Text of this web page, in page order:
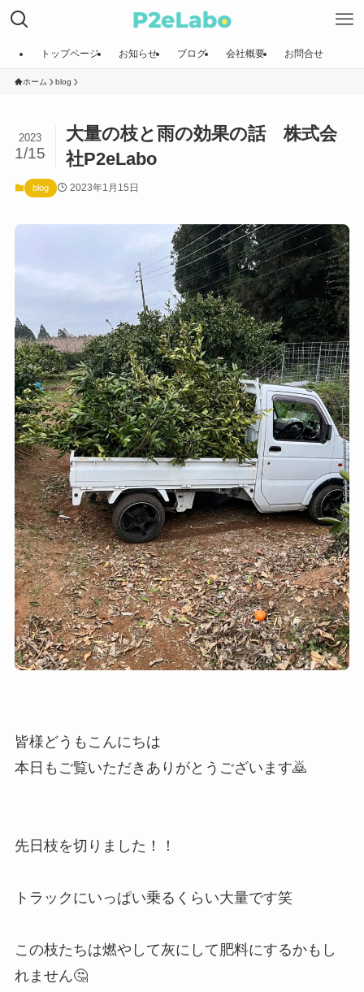
トップページ お知らせ ブログ 会社概要 お問合せ
ホーム blog
大量の枝と雨の効果の話 株式会
社P2eLabo
2023
1/15
blog 2023年1月15日
皆様どうもこんにちは
本日もご覧いただきありがとうございます🙇
先日枝を切りました！！
トラックにいっぱい乗るくらい大量です笑
この枝たちは燃やして灰にして肥料にするかもし
れません🤔